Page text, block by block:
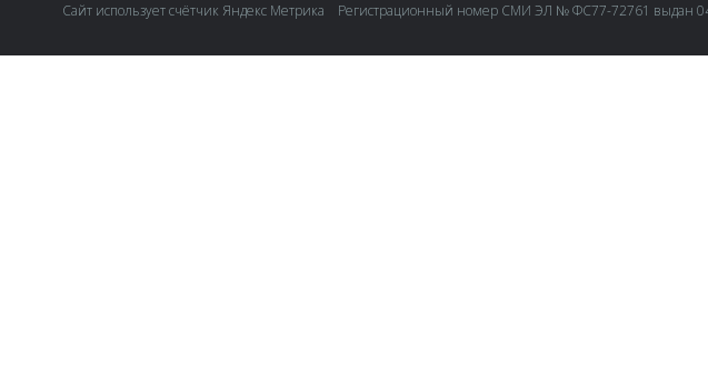
Сайт использует счётчик Яндекс Метрика Регистрационный номер СМИ ЭЛ № ФС77-72761 выдан